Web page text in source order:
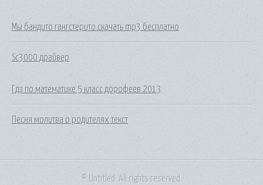
Мы бандито гангстерито скачать mp3 бесплатно
Sc3000 драйвер
Гдз по математике 5 класс дорофеев 2013
Песня молитва о родителях текст
© Untitled. All rights reserved.